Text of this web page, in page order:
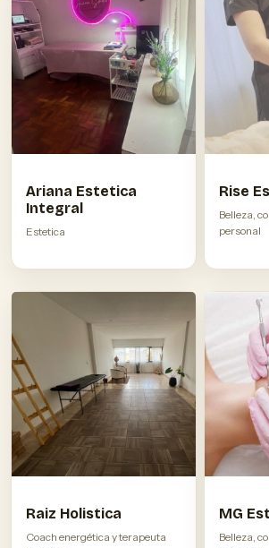
Ariana Estetica
Integral
Estetica
Rise
Belleza,
personal
Raiz Holistica
Coach energética y terapeuta
MG
Belleza,